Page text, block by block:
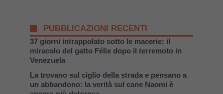
PUBBLICAZIONI RECENTI
37 giorni intrappolato sotto le macerie: il
miracolo del gatto Félix dopo il terremoto in
Venezuela
La trovano sul ciglio della strada e pensano a
un abbandono: la verità sul cane Naomi è